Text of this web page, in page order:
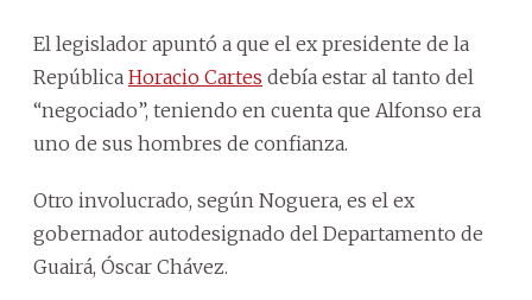
El legislador apuntó a que el ex presidente de la
República Horacio Cartes debía estar al tanto del
“negociado”, teniendo en cuenta que Alfonso era
uno de sus hombres de confianza.
Otro involucrado, según Noguera, es el ex
gobernador autodesignado del Departamento de
Guairá, Óscar Chávez.